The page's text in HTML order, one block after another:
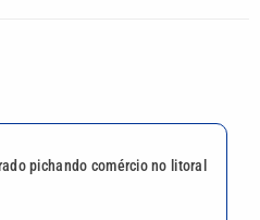
pichando comércio no litoral